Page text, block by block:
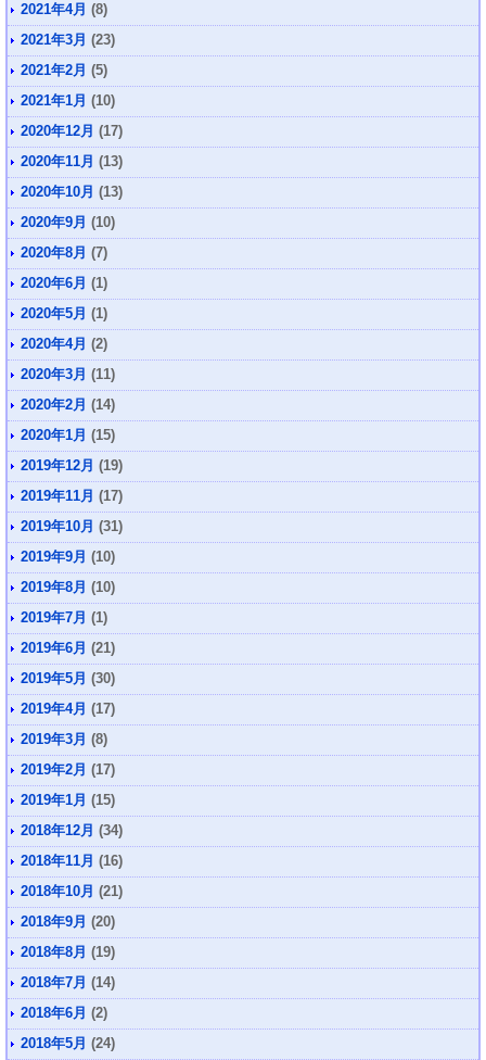
2021年4月 (8)
2021年3月 (23)
2021年2月 (5)
2021年1月 (10)
2020年12月 (17)
2020年11月 (13)
2020年10月 (13)
2020年9月 (10)
2020年8月 (7)
2020年6月 (1)
2020年5月 (1)
2020年4月 (2)
2020年3月 (11)
2020年2月 (14)
2020年1月 (15)
2019年12月 (19)
2019年11月 (17)
2019年10月 (31)
2019年9月 (10)
2019年8月 (10)
2019年7月 (1)
2019年6月 (21)
2019年5月 (30)
2019年4月 (17)
2019年3月 (8)
2019年2月 (17)
2019年1月 (15)
2018年12月 (34)
2018年11月 (16)
2018年10月 (21)
2018年9月 (20)
2018年8月 (19)
2018年7月 (14)
2018年6月 (2)
2018年5月 (24)